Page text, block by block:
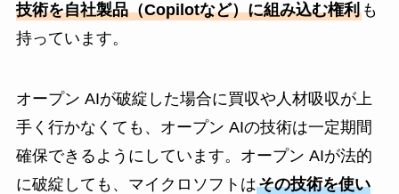
技術を自社製品（Copilotなど）に組み込む権利も
持っています。
オープン AIが破綻した場合に買収や人材吸収が上
手く行かなくても、オープン AIの技術は一定期間
確保できるようにしています。オープン AIが法的
に破綻しても、マイクロソフトはその技術を使い